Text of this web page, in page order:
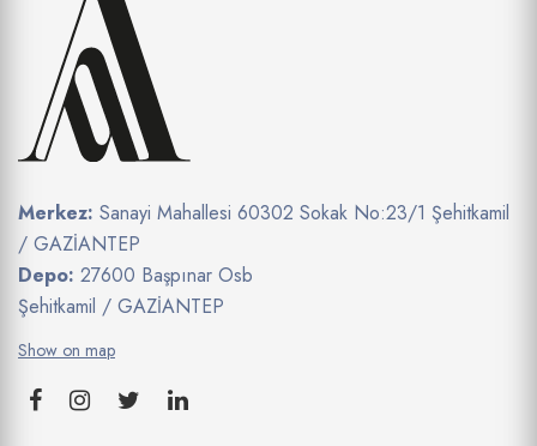
Merkez: Sanayi Mahallesi 60302 Sokak No:23/1 Şehitkamil
/ GAZİANTEP
Depo: 27600 Başpınar Osb
Şehitkamil / GAZİANTEP
Show on map